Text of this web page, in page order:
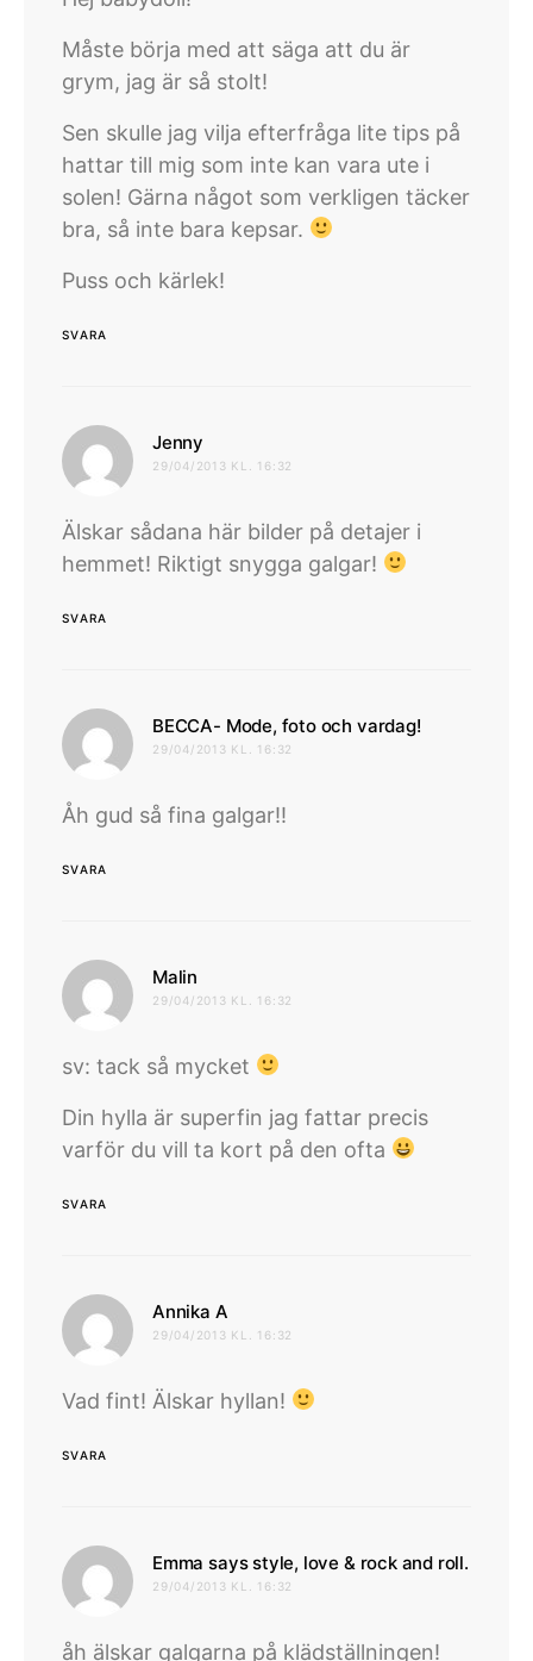
Måste börja med att säga att du är
grym, jag är så stolt!
Sen skulle jag vilja efterfråga lite tips på
hattar till mig som inte kan vara ute i
solen! Gärna något som verkligen täcker
bra, så inte bara kepsar.
Puss och kärlek!
SVARA
Jenny
29/04/2013 KL. 16:32
Älskar sådana här bilder på detajer i
hemmet! Riktigt snygga galgar!
SVARA
BECCA- Mode, foto och vardag!
29/04/2013 KL. 16:32
Åh gud så fina galgar!!
SVARA
Malin
29/04/2013 KL. 16:32
sv: tack så mycket
Din hylla är superfin jag fattar precis
varför du vill ta kort på den ofta
SVARA
Annika A
29/04/2013 KL. 16:32
Vad fint! Älskar hyllan!
SVARA
Emma says style, love & rock and roll.
29/04/2013 KL. 16:32
åh älskar galgarna på klädställningen!